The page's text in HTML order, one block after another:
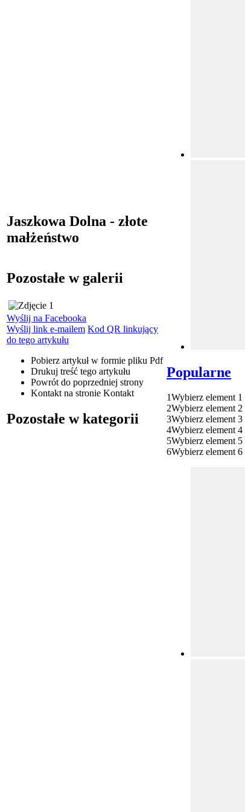
Jaszkowa Dolna - złote
małżeństwo
Pozostałe w galerii
Wyślij na Facebooka
Wyślij link e-mailem Kod QR linkujący
do tego artykułu
Pobierz artykuł w formie pliku Pdf
Drukuj treść tego artykułu
Powrót do poprzedniej strony
Kontakt na stronie Kontakt
Pozostałe w kategorii
Popularne
1Wybierz element 1
2Wybierz element 2
3Wybierz element 3
4Wybierz element 4
5Wybierz element 5
6Wybierz element 6